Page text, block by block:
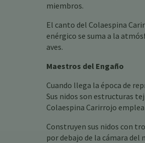
miembros.
El canto del Colaespina
enérgico se suma a la
aves.
Maestros del Engaño
Cuando llega la época de
Sus nidos son estructuras
Colaespina Carirrojo
Construyen sus nidos con
por debajo de la cámara